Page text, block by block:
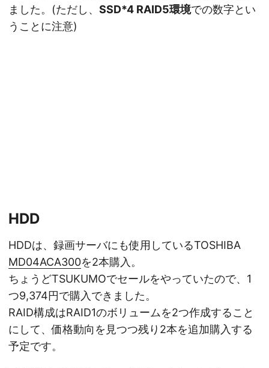
ました。(ただし、 SSD*4 RAID5環境での数字とい
うことに注意)
HDD
HDDは、録画サーバにも使用しているTOSHIBA
MD04ACA300を2本購入。
ちょうどTSUKUMOでセールをやっていたので、1
つ9,374円で購入できました。
RAID構成はRAID1のボリュームを2つ作成すること
にして、価格動向を見つつ残り2本を追加購入する
予定です。